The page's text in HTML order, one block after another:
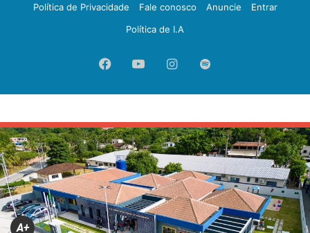
Política de Privacidade
Fale conosco Anuncie
Entrar
Política de I.A
FacebookYouTubeInstagram
Spotify
A+